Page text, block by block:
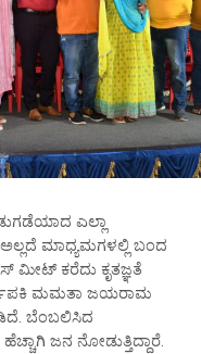
ಎಲ್ಲಾ
ಮಾಧ್ಯಮಗಳಲ್ಲಿ ಬಂದ
ಕರೆದು ಕೃತಜ್ಞತೆ
ಮಮತಾ ಜಯರಾಮ
ಬೆಂಬಲಿಸಿದ
ಜನ ನೋಡುತ್ತಿದ್ದಾರೆ.